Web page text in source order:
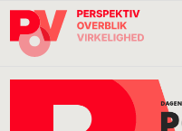
Gå
direkte
Skip
indhold
Gå
direkte